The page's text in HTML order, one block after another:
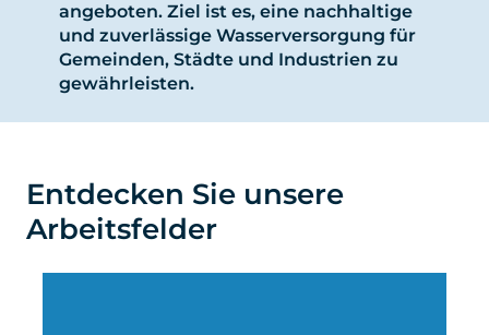
angeboten. Ziel ist es, eine nachhaltige
und zuverlässige Wasserversorgung für
Gemeinden, Städte und Industrien zu
gewährleisten.
Entdecken Sie unsere
Arbeitsfelder